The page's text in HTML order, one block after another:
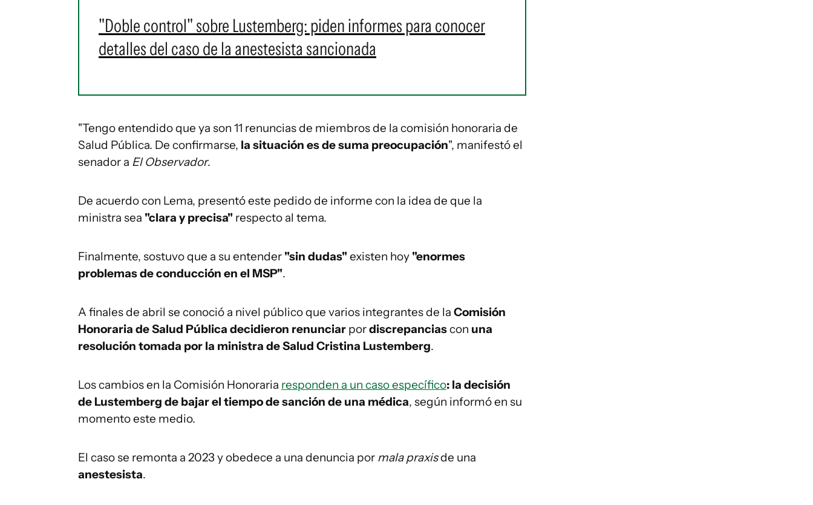
"Doble control" sobre Lustemberg: piden informes para conocer
detalles del caso de la anestesista sancionada
"Tengo entendido que ya son 11 renuncias de miembros de la comisión honoraria de
Salud Pública. De confirmarse, la situación es de suma preocupación", manifestó el
senador a El Observador.
De acuerdo con Lema, presentó este pedido de informe con la idea de que la
ministra sea "clara y precisa" respecto al tema.
Finalmente, sostuvo que a su entender "sin dudas"existen hoy "enormes
problemas de conducción en el MSP".
A finales de abril se conoció a nivel público que varios integrantes de la Comisión
Honoraria de Salud Pública decidieron renunciar pordiscrepanciascon una
resolución tomada por la ministra de Salud Cristina Lustemberg.
Los cambios en la Comisión Honoraria responden a un caso específico: la decisión
de Lustemberg de bajar el tiempo de sanción de una médica, según informó en su
momento este medio.
El caso se remonta a 2023 y obedece a una denuncia por mala praxisde una
anestesista.